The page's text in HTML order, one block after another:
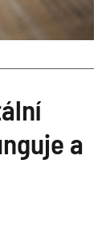
a